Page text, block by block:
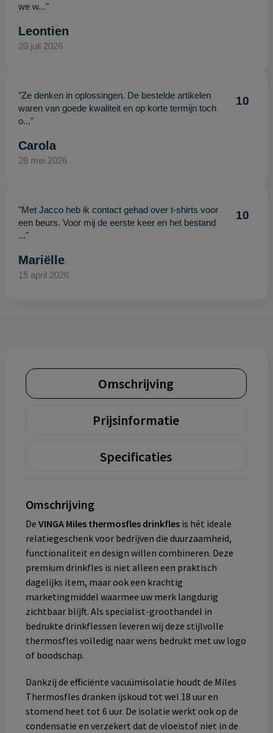
we w..."
Leontien
20 juli 2026
"Ze denken in oplossingen. De bestelde artikelen
waren van goede kwaliteit en op korte termijn toch
o..."
10
Carola
28 mei 2026
"Met Jacco heb ik contact gehad over t-shirts voor
een beurs. Voor mij de eerste keer en het bestand
..."
10
Mariëlle
15 april 2026
Omschrijving
Prijsinformatie
Specificaties
Omschrijving
De VINGA Miles thermosfles drinkflesis hét ideale
relatiegeschenk voor bedrijven die duurzaamheid,
functionaliteit en design willen combineren. Deze
premium drinkfles is niet alleen een praktisch
dagelijks item, maar ook een krachtig
marketingmiddel waarmee uw merk langdurig
zichtbaar blijft. Als specialist-groothandel in
bedrukte drinkflessen leveren wij deze stijlvolle
thermosfles volledig naar wens bedrukt met uw logo
of boodschap.
Dankzij de efficiënte vacuümisolatie houdt de Miles
Thermosfles dranken ijskoud tot wel 18 uur en
stomend heet tot 6 uur. De isolatie werkt ook op de
condensatie en verzekert dat de vloeistof niet in de